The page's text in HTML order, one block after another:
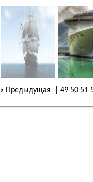
« Предыдущая 49 50 51